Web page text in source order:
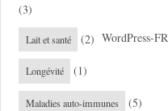
(3)
Lait et santé (2)
Longévité (1)
Maladies auto-immunes (5)
WordPress-FR